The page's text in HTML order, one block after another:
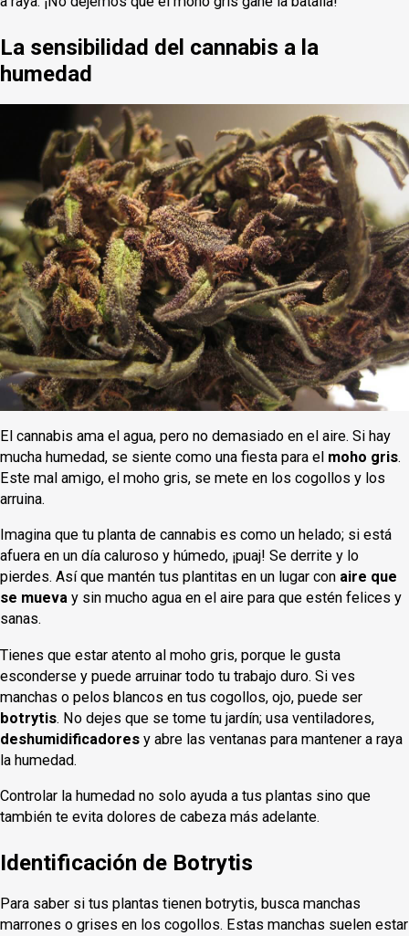
La sensibilidad del cannabis a la
humedad
El cannabis ama el agua, pero no demasiado en el aire. Si hay
mucha humedad, se siente como una fiesta para el moho gris.
Este mal amigo, el moho gris, se mete en los cogollos y los
arruina.
Imagina que tu planta de cannabis es como un helado; si está
afuera en un día caluroso y húmedo, ¡puaj! Se derrite y lo
pierdes. Así que mantén tus plantitas en un lugar con aire que
se mueva y sin mucho agua en el aire para que estén felices y
sanas.
Tienes que estar atento al moho gris, porque le gusta
esconderse y puede arruinar todo tu trabajo duro. Si ves
manchas o pelos blancos en tus cogollos, ojo, puede ser
botrytis. No dejes que se tome tu jardín; usa ventiladores,
deshumidificadores y abre las ventanas para mantener a raya
la humedad.
Controlar la humedad no solo ayuda a tus plantas sino que
también te evita dolores de cabeza más adelante.
Identificación de Botrytis
Para saber si tus plantas tienen botrytis, busca manchas
marrones o grises en los cogollos. Estas manchas suelen estar